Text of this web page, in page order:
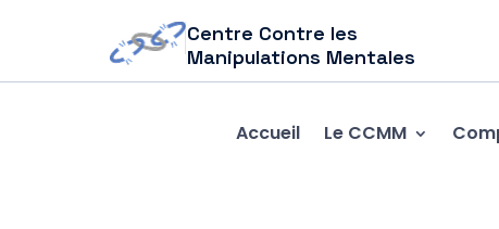
Centre Contre les
Manipulations Mentales
Accueil Le CCMM